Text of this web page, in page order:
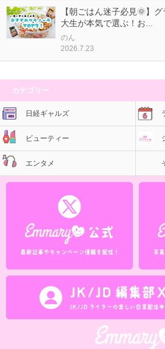
【朝ごはん迷子必見🌞】
大生が本気で選ぶ！お...
のん
2026.7.23
カテゴリー
日経ギャルズ
ビューティー
エンタメ